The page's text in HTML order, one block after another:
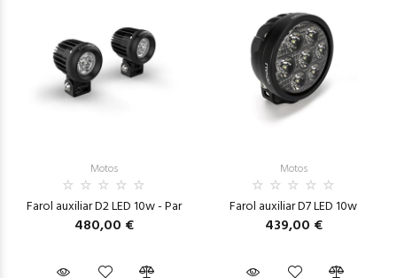
Motos
Farol auxiliar D2 LED 10w - Par
480,00 €
Motos
Farol auxiliar D7 LED 10w
439,00 €